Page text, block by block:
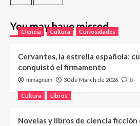
You may have missed
Ciencia Cultura Curiosidades
Cervantes, la estrella española:
conquistó el firmamento
mmagnum 30 de March de 2026 0
Cultura Libros
Novelas y libros de ciencia